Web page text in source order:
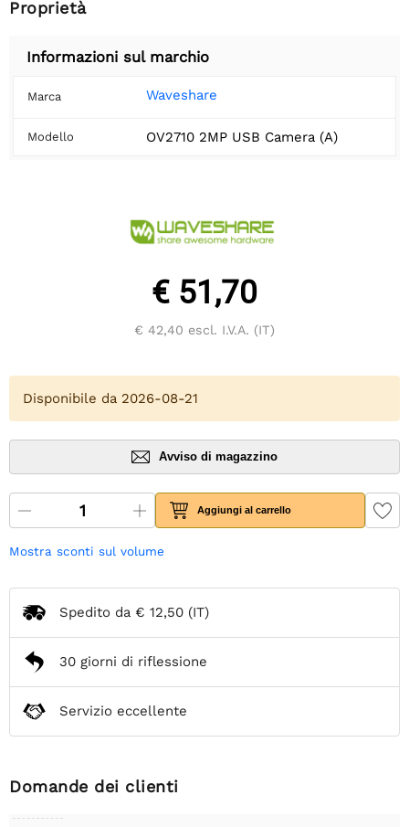
Proprietà
Informazioni sul marchio
Marca Waveshare
Modello OV2710 2MP USB Camera (A)
€ 51,70
€ 42,40 escl. I.V.A. (IT)
Disponibile da 2026-08-21
Avviso di magazzino
Aggiungi al carrello
Mostra sconti sul volume
Spedito da € 12,50 (IT)
30 giorni di riflessione
Servizio eccellente
Domande dei clienti